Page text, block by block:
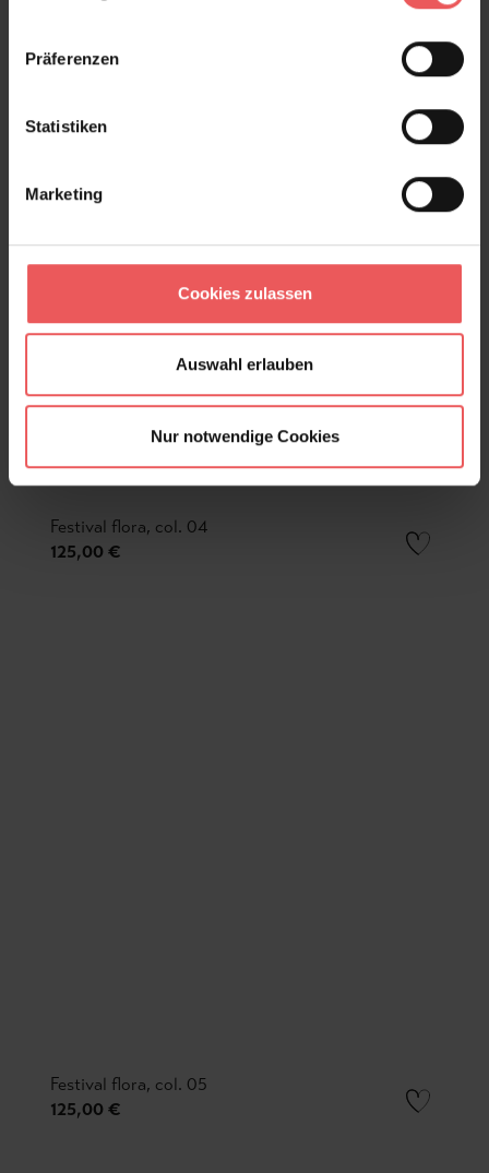
Präferenzen
Statistiken
Marketing
Cookies zulassen
Auswahl erlauben
Nur notwendige Cookies
Festival flora, col. 04
125,00 €
Festival flora, col. 05
125,00 €